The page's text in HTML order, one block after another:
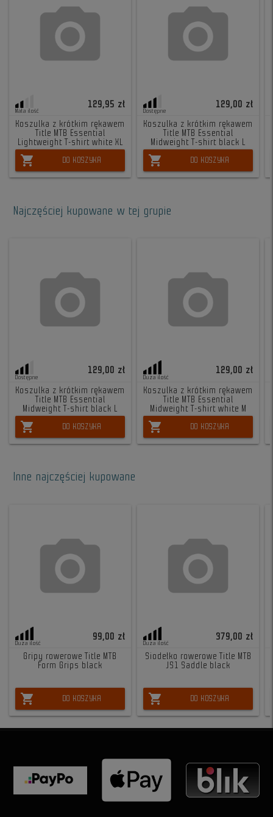
Mała ilość
129,95 zł
Koszulka z krótkim rękawem
Title MTB Essential
Lightweight T-shirt white XL
shopping_cart DO KOSZYKA
Dostępne
129,00 zł
Koszulka z krótkim rękawem
Title MTB Essential
Midweight T-shirt black L
shopping_cart DO KOSZYKA
Najczęściej kupowane w tej grupie
Dostępne
129,00 zł
Koszulka z krótkim rękawem
Title MTB Essential
Midweight T-shirt black L
shopping_cart DO KOSZYKA
Duża ilość
129,00 zł
Koszulka z krótkim rękawem
Title MTB Essential
Midweight T-shirt white M
shopping_cart DO KOSZYKA
Inne najczęściej kupowane
Duża ilość
99,00 zł
Gripy rowerowe Title MTB
Form Grips black
shopping_cart DO KOSZYKA
Duża ilość
379,00 zł
Siodełko rowerowe Title MTB
JS1 Saddle black
shopping_cart DO KOSZYKA